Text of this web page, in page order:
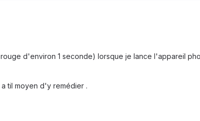
d'environ 1 seconde) lorsque je lance l'appareil
til moyen d'y remédier .